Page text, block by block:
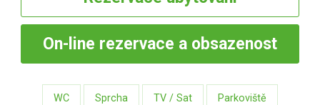
On-line rezervace a obsazenost
WC Sprcha TV / Sat Parkoviště